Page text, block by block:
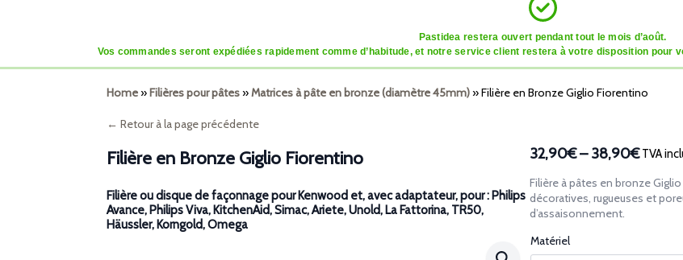
Pastidea restera ouvert pendant tout le mois d’août.
Vos commandes seront expédiées rapidement comme d’habitude, et notre service client restera à votre disposition pour
Home»Filières pour pâtes»Matrices à pâte en bronze (diamètre 45mm)»Filière en Bronze Giglio Fiorentino
← Retour à la page précédente
Filière en Bronze Giglio Fiorentino
Filière ou disque de façonnage pour Kenwood et, avec adaptateur, pour : Philips
Avance, Philips Viva, KitchenAid, Simac, Ariete, Unold, La Fattorina, TR50,
Häussler, Korngold, Omega
32,90€–38,90€
Plage
de
prix :
32,90€
à
38,90€
TVA
Filière à pâtes en bronze
décoratives, rugueuses et
d’assaisonnement.
Matériel